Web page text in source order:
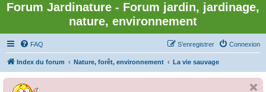
Forum Jardinature - Forum jardin, jardinage,
nature, environnement
FAQ Connexion
S’enregistrer
Index du forum Nature, forêt, environnement La vie sauvage